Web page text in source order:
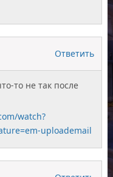
Ответить
то не так после
watch?
uploademail